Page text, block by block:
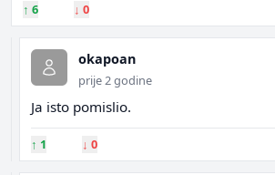
↑ 6 ↓ 0
okapoan
prije 2 godine
Ja isto pomislio.
↑ 1 ↓ 0